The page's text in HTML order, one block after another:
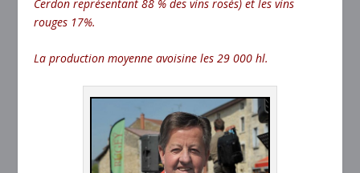
Cerdon représentant 88 % des vins rosés) et les vins
rouges 17%.
La production moyenne avoisine les 29 000 hl.